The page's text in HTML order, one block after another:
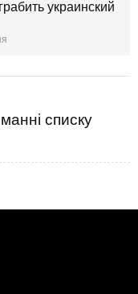
украинский
списку